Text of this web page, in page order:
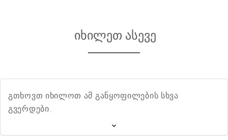
იხილეთ ასევე
გთხოვთ იხილოთ ამ განყოფილების სხვა
გვერდები.